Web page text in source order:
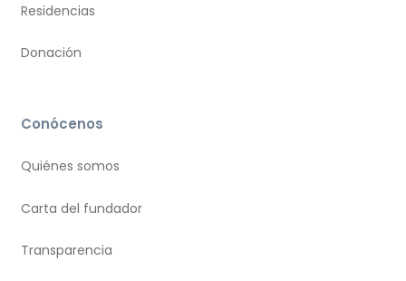
Residencias
Donación
Conócenos
Quiénes somos
Carta del fundador
Transparencia